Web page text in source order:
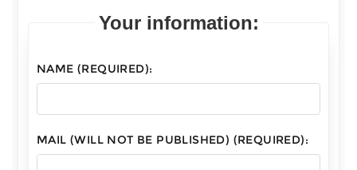
Your information:
NAME (REQUIRED):
MAIL (WILL NOT BE PUBLISHED) (REQUIRED):